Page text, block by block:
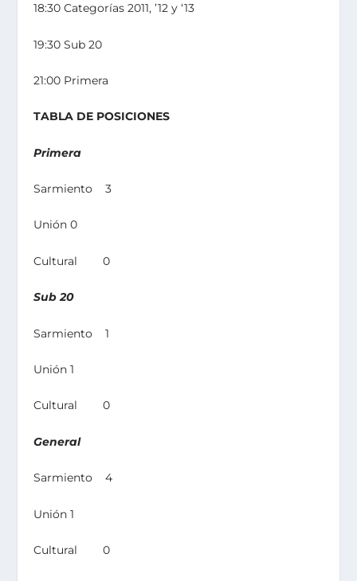
18:30 Categorías 2011, ’12 y ‘13
19:30 Sub 20
21:00 Primera
TABLA DE POSICIONES
Primera
Sarmiento 3
Unión 0
Cultural 0
Sub 20
Sarmiento 1
Unión 1
Cultural 0
General
Sarmiento 4
Unión 1
Cultural 0